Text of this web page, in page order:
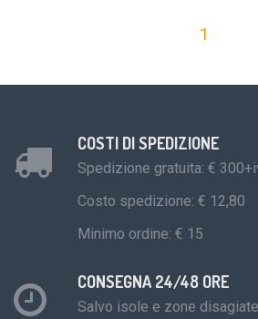
1
COSTI DI SPEDIZIONE
Spedizione gratuita: €
Costo spedizione: € 12,80
Minimo ordine: € 15
CONSEGNA 24/48 ORE
Salvo isole e zone